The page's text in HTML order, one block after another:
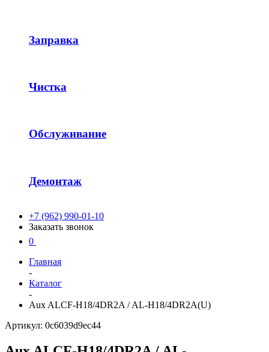
Заправка
Чистка
Обслуживание
Демонтаж
+7 (962) 990-01-10
Заказать звонок
0
Главная
-
Каталог
-
Aux ALCF-H18/4DR2A / AL-H18/4DR2A(U)
Артикул: 0c6039d9ec44